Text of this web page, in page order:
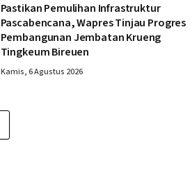
Pastikan Pemulihan Infrastruktur
Pascabencana, Wapres Tinjau Progres
Pembangunan Jembatan Krueng
Tingkeum Bireuen
Kamis, 6 Agustus 2026